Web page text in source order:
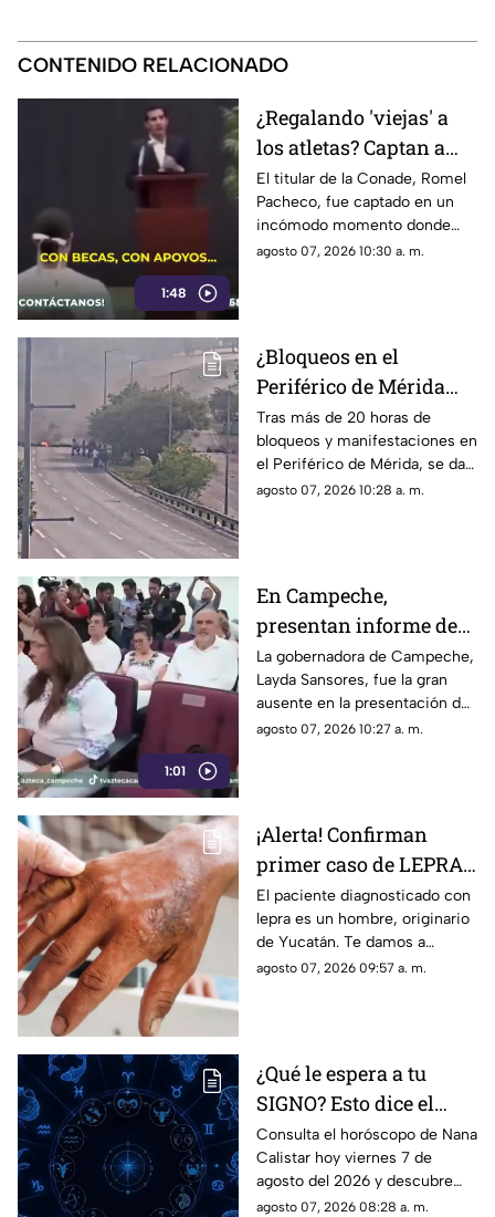
CONTENIDO RELACIONADO
1:48
¿Regalando 'viejas' a
los atletas? Captan a
Romel Pacheco en
incómodo momento
(+Video)
El titular de la Conade, Romel
Pacheco, fue captado en un
incómodo momento donde
confundió la palabra viajes con
agosto 07, 2026 10:30 a. m.
¿Bloqueos en el
Periférico de Mérida
hoy viernes 7 de
agosto?; esto se sabe
Tras más de 20 horas de
bloqueos y manifestaciones en
el Periférico de Mérida, se da a
conocer una nueva
agosto 07, 2026 10:28 a. m.
1:01
En Campeche,
presentan informe de
gobierno de Layda
Sansores... sin ella
presente
La gobernadora de Campeche,
Layda Sansores, fue la gran
ausente en la presentación de
su informe de gobierno.
agosto 07, 2026 10:27 a. m.
¡Alerta! Confirman
primer caso de LEPRA
en Yucatán en este
2026; ¿Cómo se
contagia?
El paciente diagnosticado con
lepra es un hombre, originario
de Yucatán. Te damos a
conocer los detalles de este
agosto 07, 2026 09:57 a. m.
¿Qué le espera a tu
SIGNO? Esto dice el
horóscopo de Nana
Calistar HOY, viernes 7
de agosto
Consulta el horóscopo de Nana
Calistar hoy viernes 7 de
agosto del 2026 y descubre
cómo te irá en el amor, dinero,
agosto 07, 2026 08:28 a. m.